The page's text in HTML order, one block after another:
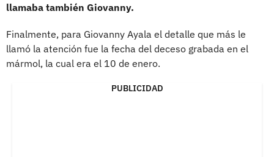
llamaba también Giovanny.
Finalmente, para Giovanny Ayala el detalle que más le
llamó la atención fue la fecha del deceso grabada en el
mármol, la cual era el 10 de enero.
PUBLICIDAD